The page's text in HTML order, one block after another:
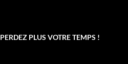
PLUS VOTRE TEMPS !